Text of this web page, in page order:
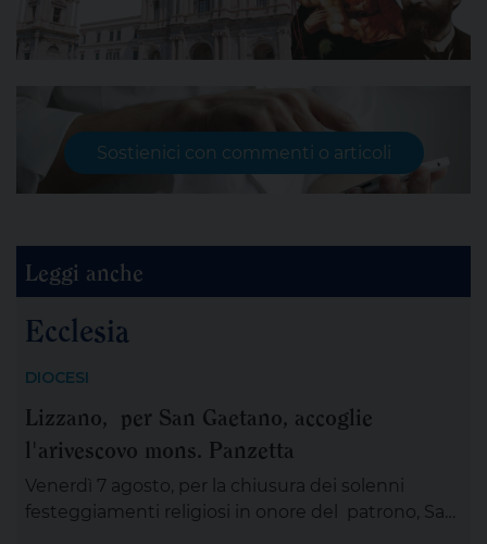
Sostienici con commenti o articoli
Leggi anche
Ecclesia
DIOCESI
Lizzano, per San Gaetano, accoglie
l'arivescovo mons. Panzetta
Venerdì 7 agosto, per la chiusura dei solenni
festeggiamenti religiosi in onore del patrono, San